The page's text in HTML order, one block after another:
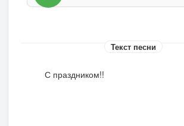
Текст песни
С праздником!!